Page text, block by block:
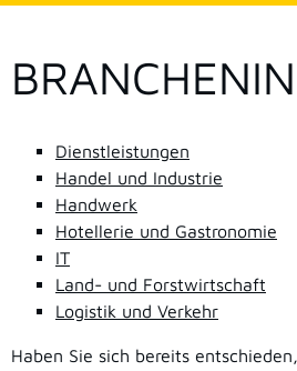
Dienstleistungen
Handel und Industrie
Handwerk
Hotellerie und Gastronomie
IT
Land- und Forstwirtschaft
Logistik und Verkehr
Haben Sie sich bereits